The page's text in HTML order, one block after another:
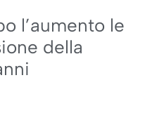
l’aumento le
della